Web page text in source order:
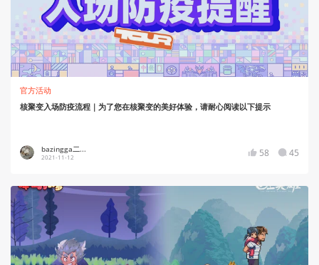
官方活动
核聚变入场防疫流程｜为了您在核聚变的美好体验，请耐心阅读以下提示
bazingga二...
2021-11-12 58 45